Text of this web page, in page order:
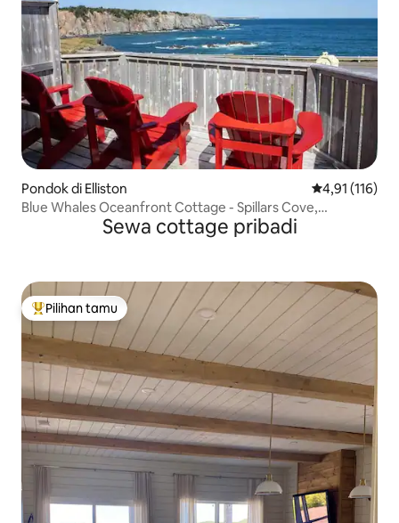
Pondok di Elliston Nilai rata-rata
4,91 (116)
Blue Whales Oceanfront Cottage - Spillars Cove,
Newfoundland dan Labrador
Sewa cottage pribadi
Pilihan tamu terpopuler
Pilihan tamu